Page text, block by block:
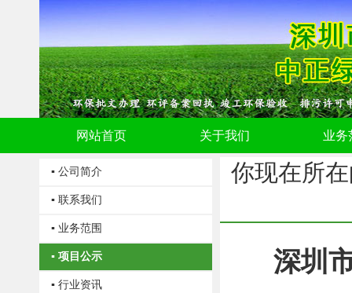
网站首页 关于我们 业务
▪ 公司简介
▪ 联系我们
▪ 业务范围
▪ 项目公示
▪ 行业资讯
你现在所
深圳